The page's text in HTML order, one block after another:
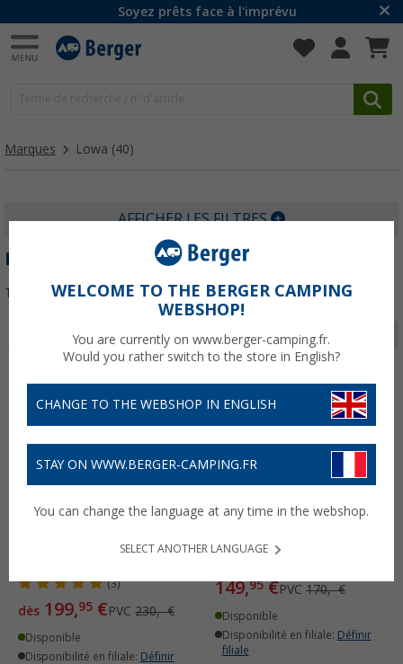
Soyez prêts face à l'imprévu
Marques Lowa (40)
AFFICHER LES FILTRES
LOWA
Trier par :
Page 1 de 2
-13%
Lowa Renegade Evo GTX
(3)
dès 199,95 €PVC 230,- €
Disponible
Disponibilité en filiale: Définir
-11%
Lowa Innox Pro GTX Lo
149,95€PVC 170,- €
Disponible
Disponibilité en filiale: Définir
filiale
WELCOME TO THE BERGER CAMPING
WEBSHOP!
You are currently on www.berger-camping.fr.
Would you rather switch to the store in English?
CHANGE TO THE WEBSHOP IN ENGLISH
STAY ON WWW.BERGER-CAMPING.FR
You can change the language at any time in the webshop.
SELECT ANOTHER LANGUAGE